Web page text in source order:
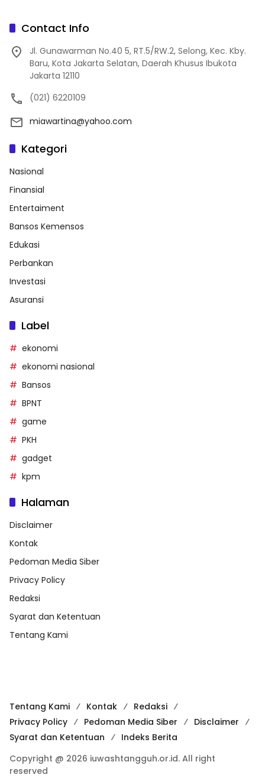
Contact Info
Jl. Gunawarman No.40 5, RT.5/RW.2, Selong, Kec. Kby.
Baru, Kota Jakarta Selatan, Daerah Khusus Ibukota
Jakarta 12110
(021) 6220109
miawartina@yahoo.com
Kategori
Nasional
Finansial
Entertaiment
Bansos Kemensos
Edukasi
Perbankan
Investasi
Asuransi
Label
ekonomi
ekonomi nasional
Bansos
BPNT
game
PKH
gadget
kpm
Halaman
Disclaimer
Kontak
Pedoman Media Siber
Privacy Policy
Redaksi
Syarat dan Ketentuan
Tentang Kami
Tentang Kami Kontak
Redaksi
Privacy Policy
Pedoman Media Siber
Disclaimer
Syarat dan Ketentuan
Indeks Berita
Copyright @ 2026 iuwashtangguh.or.id. All right
reserved